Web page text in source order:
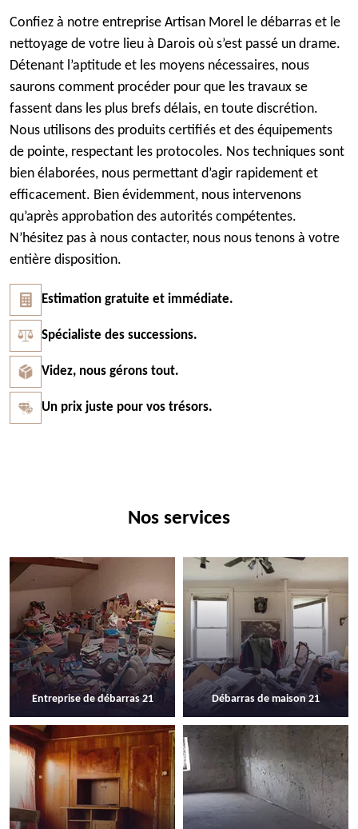
Confiez à notre entreprise Artisan Morel le débarras et le
nettoyage de votre lieu à Darois où s’est passé un drame.
Détenant l’aptitude et les moyens nécessaires, nous
saurons comment procéder pour que les travaux se
fassent dans les plus brefs délais, en toute discrétion.
Nous utilisons des produits certifiés et des équipements
de pointe, respectant les protocoles. Nos techniques sont
bien élaborées, nous permettant d’agir rapidement et
efficacement. Bien évidemment, nous intervenons
qu’après approbation des autorités compétentes.
N’hésitez pas à nous contacter, nous nous tenons à votre
entière disposition.
Estimation gratuite et immédiate.
Spécialiste des successions.
Videz, nous gérons tout.
Un prix juste pour vos trésors.
Nos services
Entreprise de débarras 21 Débarras de maison 21